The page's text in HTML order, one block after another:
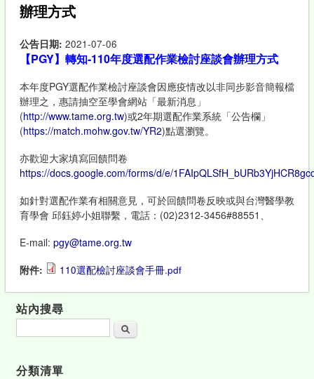
辦理方式
公告日期: 2021-07-06
【PGY】轉知-110年度選配作業檢討座談會辦理方式
本年度PGY選配作業檢討座談會因應疫情改以非同步影音簡報檔
辦理之，惠請抽空至學會網站「最新消息」
(http://www.tame.org.tw)或2年期選配作業系統「公告欄」
(https://match.mohw.gov.tw/YR2)點選瀏覽。
亦歡迎大家填寫回饋問卷
https://docs.google.com/forms/d/e/
如針對選配作業有相關意見，可於回饋問卷反映或與台灣醫學教
育學會 邱鈺婷小姐聯繫，電話：(02)2312-3456#88551、
E-mail: pgy@tame.org.tw
附件: 110選配檢討座談會手冊.pdf
站內搜尋
搜尋
分類清單